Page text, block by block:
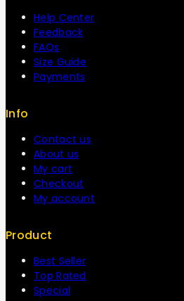
Help Center
Feedback
FAQs
Size Guide
Payments
Info
Contact us
About us
My cart
Checkout
My account
Product
Best Seller
Top Rated
Special